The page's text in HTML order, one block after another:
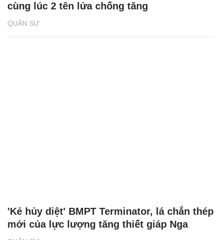
QUÂN SỰ
cùng lúc 2 tên lửa chống tăng
'Kẻ hủy diệt' BMPT Terminator, lá chắn thép
mới của lực lượng tăng thiết giáp Nga